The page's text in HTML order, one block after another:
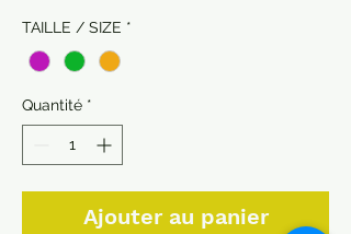
TAILLE / SIZE *
Quantité *
Ajouter au panier